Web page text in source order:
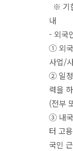
※ 기
내
- 외국
① 외국
사업/
② 일정
력을
(전부
③ 내국
터 고
국인